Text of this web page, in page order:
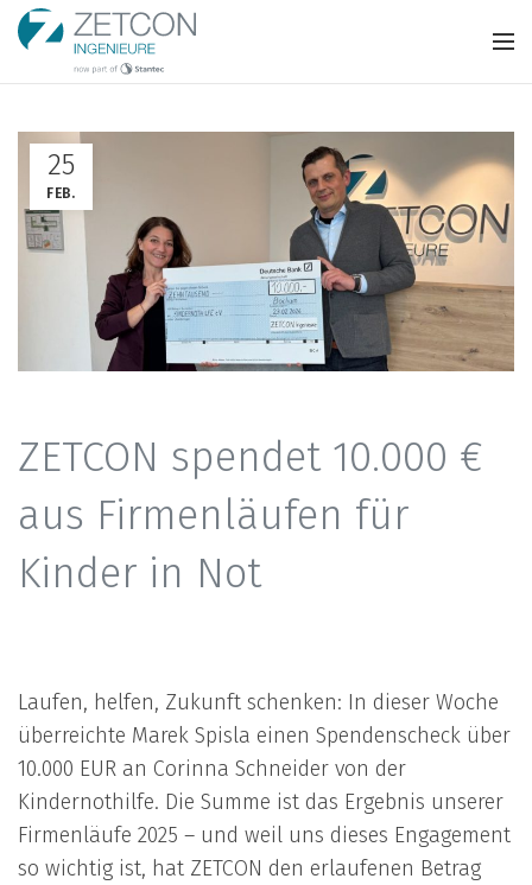
25
FEB.
ZETCON spendet 10.000 €
aus Firmenläufen für
Kinder in Not
Laufen, helfen, Zukunft schenken: In dieser Woche
überreichte Marek Spisla einen Spendenscheck über
10.000 EUR an Corinna Schneider von der
Kindernothilfe. Die Summe ist das Ergebnis unserer
Firmenläufe 2025 – und weil uns dieses Engagement
so wichtig ist, hat ZETCON den erlaufenen Betrag